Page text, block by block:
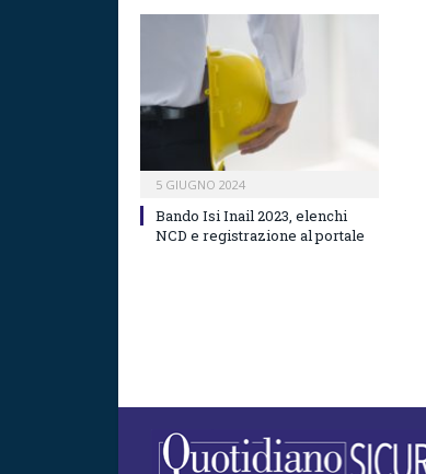
5 GIUGNO 2024
Bando Isi Inail 2023, elenchi
NCD e registrazione al portale